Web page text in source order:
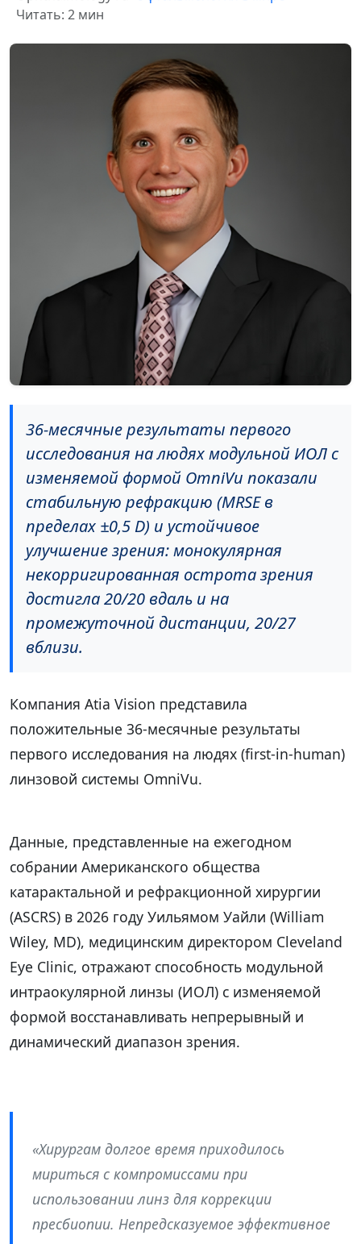
Читать: 2 мин
36-месячные результаты первого
исследования на людях модульной ИОЛ с
изменяемой формой OmniVu показали
стабильную рефракцию (MRSE в
пределах ±0,5 D) и устойчивое
улучшение зрения: монокулярная
некорригированная острота зрения
достигла 20/20 вдаль и на
промежуточной дистанции, 20/27
вблизи.
Компания Atia Vision представила
положительные 36-месячные результаты
первого исследования на людях (first-in-human)
линзовой системы OmniVu.
Данные, представленные на ежегодном
собрании Американского общества
катарактальной и рефракционной хирургии
(ASCRS) в 2026 году Уильямом Уайли (William
Wiley, MD), медицинским директором Cleveland
Eye Clinic, отражают способность модульной
интраокулярной линзы (ИОЛ) с изменяемой
формой восстанавливать непрерывный и
динамический диапазон зрения.
«Хирургам долгое время приходилось
мириться с компромиссами при
использовании линз для коррекции
пресбиопии. Непредсказуемое эффективное